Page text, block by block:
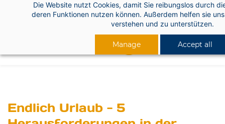
Die Website nutzt Cookies, damit Sie reibungslos durch
deren Funktionen nutzen können. Außerdem helfen sie
verstehen und zu unterstützen.
Manage Accept all
content
Endlich Urlaub - 5